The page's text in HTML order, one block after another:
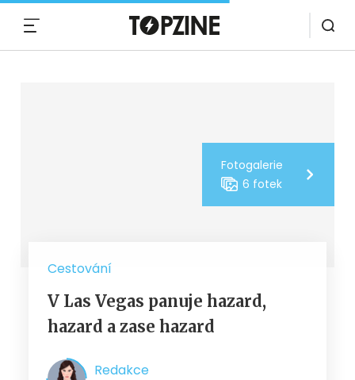
Fotogalerie
6 fotek
Cestování
V Las Vegas panuje hazard,
hazard a zase hazard
Redakce